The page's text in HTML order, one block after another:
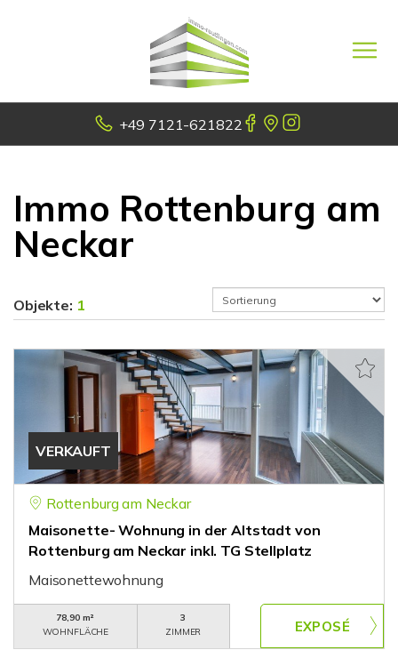
+49 7121-621822
Immo Rottenburg am
Neckar
Objekte: 1
VERKAUFT
Rottenburg am Neckar
Maisonette- Wohnung in der Altstadt von
Rottenburg am Neckar inkl. TG Stellplatz
Maisonettewohnung
78,90 m²
WOHNFLÄCHE
3
ZIMMER